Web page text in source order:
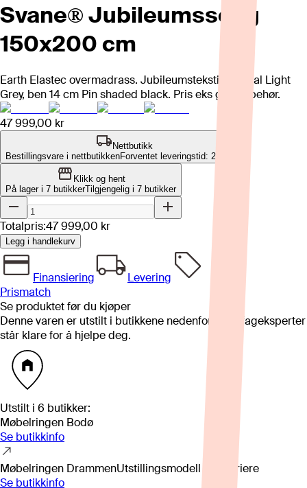
Svane® Jubileumsseng
150x200 cm
Earth Elastec overmadrass. Jubileumstekstil Mineral Light
Grey, ben 14 cm Pin shaded black. Pris eks gavl/tilbehør.
47 999,00 kr
Nettbutikk
Bestillingsvare i nettbutikkenForventet leveringstid: 2-4 uker
Klikk og hent
På lager i 7 butikkerTilgjengelig i 7 butikker
Totalpris:47 999,00 kr
Legg i handlekurv
Finansiering
Levering
Prismatch
Se produktet før du kjøper
Denne varen er utstilt i butikkene nedenfor. Våre fageksperter
står klare for å hjelpe deg.
Utstilt i 6 butikker:
Møbelringen Bodø
Se butikkinfo
Møbelringen DrammenUtstillingsmodell kan variere
Se butikkinfo